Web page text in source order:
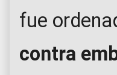
fue
contra